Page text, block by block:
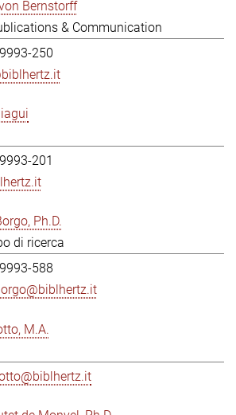
Bernstorff
& Communication
250
201
Ph.D.
di ricerca
588
M.A.